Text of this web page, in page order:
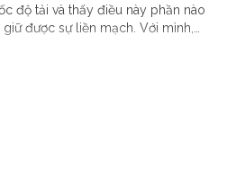
độ tải và thấy điều này phần nào
được sự liền mạch. Với mình,…